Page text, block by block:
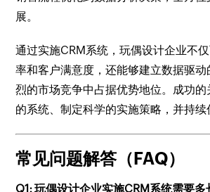
展。
通过实施CRM系统，玩偶设计企业不
率和客户满意度，还能够建立数据驱
烈的市场竞争中占据优势地位。成功
的系统、制定科学的实施策略，并持续
常见问题解答（FAQ）
Q1: 玩偶设计企业实施CRM系统需要多